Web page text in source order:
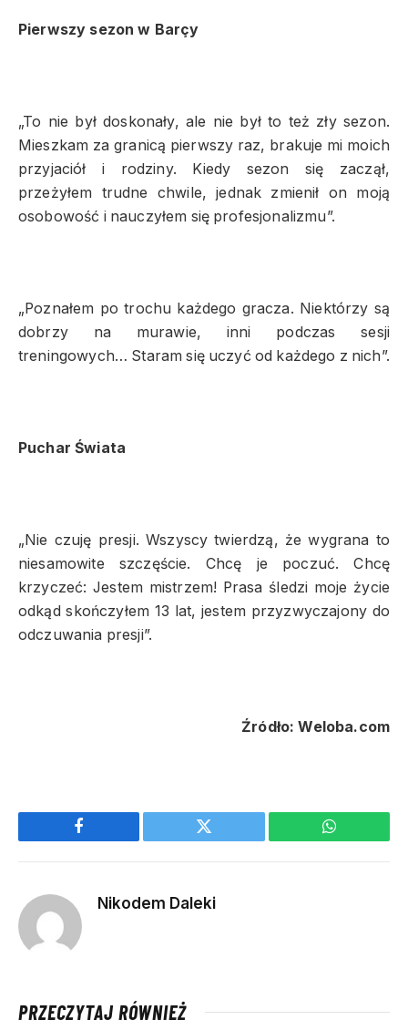
Pierwszy sezon w Barçy
„To nie był doskonały, ale nie był to też zły sezon.
Mieszkam za granicą pierwszy raz, brakuje mi moich
przyjaciół i rodziny. Kiedy sezon się zaczął,
przeżyłem trudne chwile, jednak zmienił on moją
osobowość i nauczyłem się profesjonalizmu”.
„Poznałem po trochu każdego gracza. Niektórzy są
dobrzy na murawie, inni podczas sesji
treningowych… Staram się uczyć od każdego z nich”.
Puchar Świata
„Nie czuję presji. Wszyscy twierdzą, że wygrana to
niesamowite szczęście. Chcę je poczuć. Chcę
krzyczeć: Jestem mistrzem! Prasa śledzi moje życie
odkąd skończyłem 13 lat, jestem przyzwyczajony do
odczuwania presji”.
Źródło: Weloba.com
Facebook Twitter WhatsApp
Nikodem Daleki
PRZECZYTAJ RÓWNIEŻ